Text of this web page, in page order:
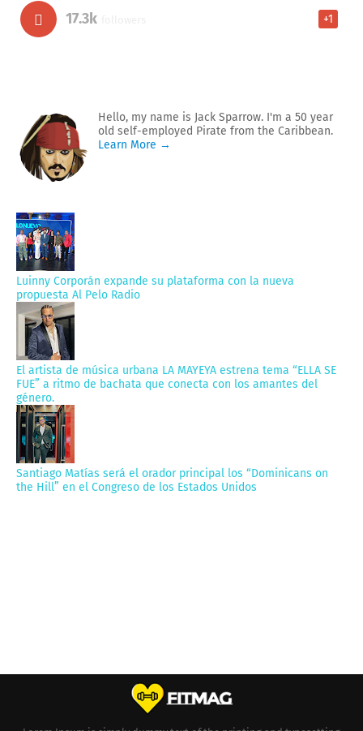
17.3k +1
Hello, my name is Jack Sparrow. I'm a 50 year
old self-employed Pirate from the Caribbean.
Learn More →
Luinny Corporán expande su plataforma con la nueva
propuesta Al Pelo Radio
El artista de música urbana LA MAYEYA estrena tema “ELLA SE
FUE” a ritmo de bachata que conecta con los amantes del
género.
Santiago Matías será el orador principal los “Dominicans on
the Hill” en el Congreso de los Estados Unidos